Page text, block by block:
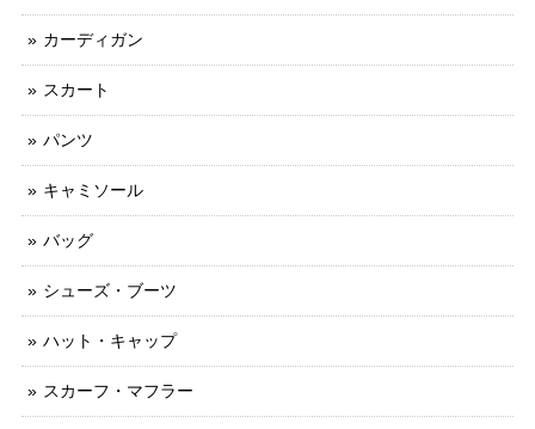
カーディガン
スカート
パンツ
キャミソール
バッグ
シューズ・ブーツ
ハット・キャップ
スカーフ・マフラー